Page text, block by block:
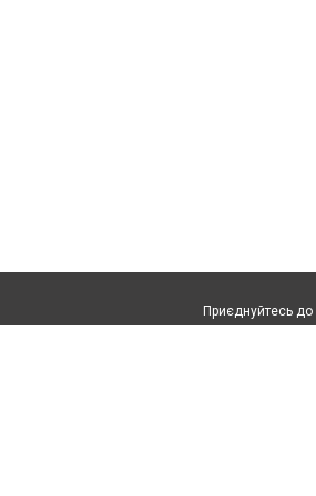
Приєднуйтесь до